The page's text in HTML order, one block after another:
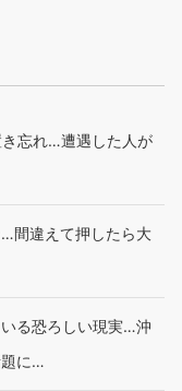
忘れ…遭遇した人が
間違えて押したら大
る恐ろしい現実…沖
題に…